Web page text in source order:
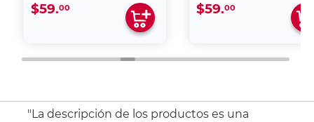
$59.00 $59.00
"La descripción de los productos es una